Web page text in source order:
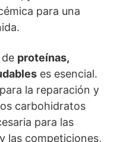
para una
proteínas,
es esencial.
la reparación y
carbohidratos
para las
las competiciones,